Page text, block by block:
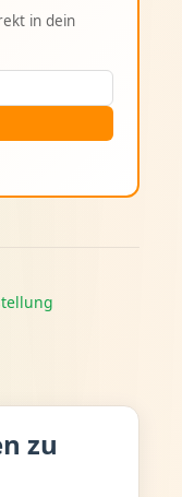
in dein
zu